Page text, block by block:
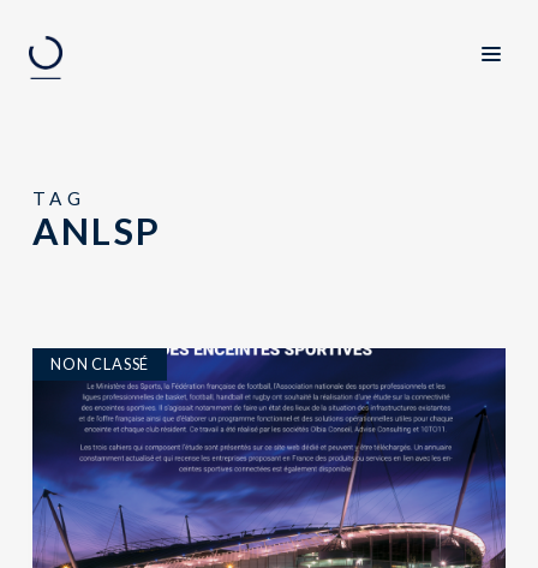
TAG
ANLSP
NON CLASSÉ